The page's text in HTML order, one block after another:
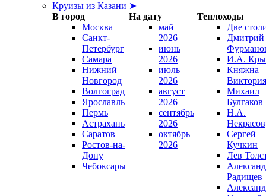
Круизы из Казани ➤
В город
На дату
Теплоходы
Москва
Санкт-
Петербург
Самара
Нижний
Новгород
Волгоград
Ярославль
Пермь
Астрахань
Саратов
Ростов-на-
Дону
Чебоксары
май
2026
июнь
2026
июль
2026
август
2026
сентябрь
2026
октябрь
2026
Две
Дмитрий
И.А.
Княжна
Виктория
Михаил
Булгаков
Н.А.
Некрасов
Сергей
Кучкин
Лев
Радищев